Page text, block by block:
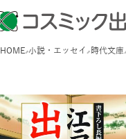
HOME 小説・エッセイ 時代文庫